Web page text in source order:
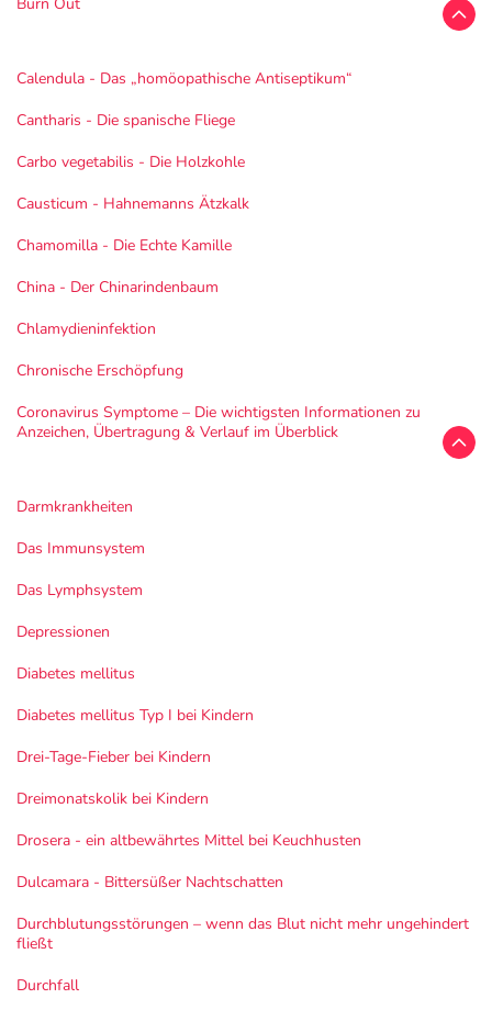
Burn Out
Calendula - Das „homöopathische Antiseptikum“
Cantharis - Die spanische Fliege
Carbo vegetabilis - Die Holzkohle
Causticum - Hahnemanns Ätzkalk
Chamomilla - Die Echte Kamille
China - Der Chinarindenbaum
Chlamydieninfektion
Chronische Erschöpfung
Coronavirus Symptome – Die wichtigsten Informationen zu
Anzeichen, Übertragung & Verlauf im Überblick
Darmkrankheiten
Das Immunsystem
Das Lymphsystem
Depressionen
Diabetes mellitus
Diabetes mellitus Typ I bei Kindern
Drei-Tage-Fieber bei Kindern
Dreimonatskolik bei Kindern
Drosera - ein altbewährtes Mittel bei Keuchhusten
Dulcamara - Bittersüßer Nachtschatten
Durchblutungsstörungen – wenn das Blut nicht mehr ungehindert
fließt
Durchfall